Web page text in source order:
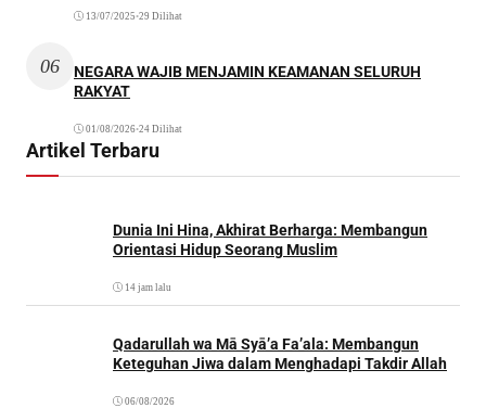
13/07/2025 •29 Dilihat
06
NEGARA WAJIB MENJAMIN KEAMANAN SELURUH
RAKYAT
01/08/2026•24 Dilihat
Artikel Terbaru
Dunia Ini Hina, Akhirat Berharga: Membangun
Orientasi Hidup Seorang Muslim
14 jam lalu
Qadarullah wa Mā Syā’a Fa’ala: Membangun
Keteguhan Jiwa dalam Menghadapi Takdir Allah
06/08/2026